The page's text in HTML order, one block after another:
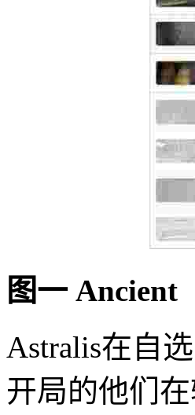
图一 Ancient
Astralis在自
开局的他们